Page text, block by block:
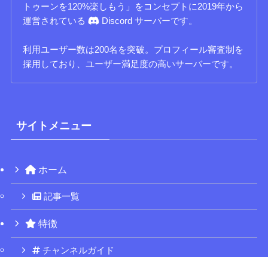
トゥーンを120%楽しもう」をコンセプトに2019年から
運営されている
Discord サーバーです。
利用ユーザー数は200名を突破。プロフィール審査制を
採用しており、ユーザー満足度の高いサーバーです。
サイトメニュー
ホーム
記事一覧
特徴
チャンネルガイド